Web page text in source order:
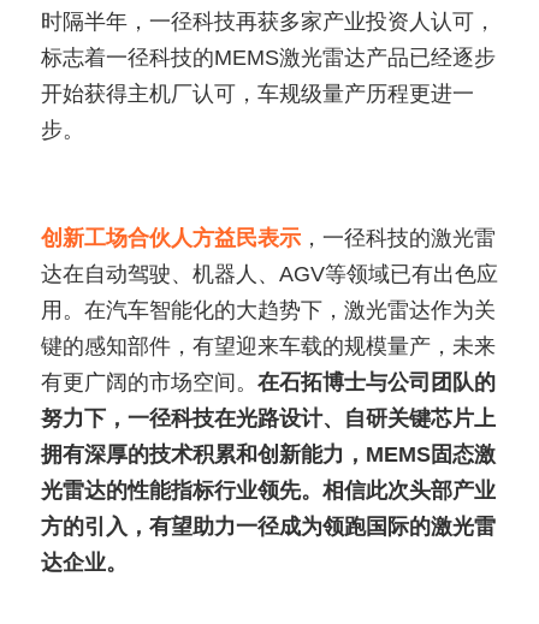
时隔半年，一径科技再获多家产业投资人认可，
标志着一径科技的MEMS激光雷达产品已经逐步
开始获得主机厂认可，车规级量产历程更进一
步。
创新工场合伙人方益民表示 ，一径科技的激光雷
达在自动驾驶、机器人、AGV等领域已有出色应
用。在汽车智能化的大趋势下，激光雷达作为关
键的感知部件，有望迎来车载的规模量产，未来
有更广阔的市场空间。 在石拓博士与公司团队的
努力下，一径科技在光路设计、自研关键芯片上
拥有深厚的技术积累和创新能力，MEMS固态激
光雷达的性能指标行业领先。相信此次头部产业
方的引入，有望助力一径成为领跑国际的激光雷
达企业。